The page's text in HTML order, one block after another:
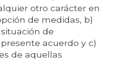
otro carácter en
de medidas, b)
de
acuerdo y c)
de aquellas